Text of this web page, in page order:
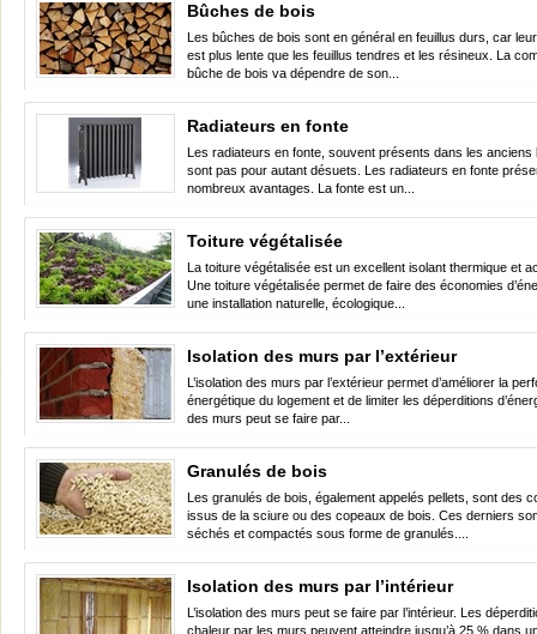
Bûches de bois
Les bûches de bois sont en général en feuillus durs, car
est plus lente que les feuillus tendres et les résineux. La
bûche de bois va dépendre de son...
Radiateurs en fonte
Les radiateurs en fonte, souvent présents dans les anciens
sont pas pour autant désuets. Les radiateurs en fonte
nombreux avantages. La fonte est un...
Toiture végétalisée
La toiture végétalisée est un excellent isolant thermique et
Une toiture végétalisée permet de faire des économies
une installation naturelle, écologique...
Isolation des murs par l’extérieur
L’isolation des murs par l’extérieur permet d’améliorer la
énergétique du logement et de limiter les déperditions
des murs peut se faire par...
Granulés de bois
Les granulés de bois, également appelés pellets, sont des
issus de la sciure ou des copeaux de bois. Ces derniers
séchés et compactés sous forme de granulés....
Isolation des murs par l’intérieur
L’isolation des murs peut se faire par l’intérieur. Les
chaleur par les murs peuvent atteindre jusqu’à 25 % dans